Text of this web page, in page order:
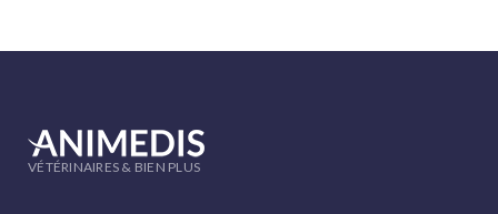
VÉTÉRINAIRES & BIEN PLUS